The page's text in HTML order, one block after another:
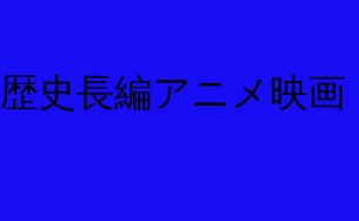
歴史長編アニメ映